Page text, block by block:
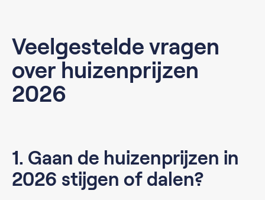
Veelgestelde vragen
over huizenprijzen
2026
1. Gaan de huizenprijzen in
2026 stijgen of dalen?